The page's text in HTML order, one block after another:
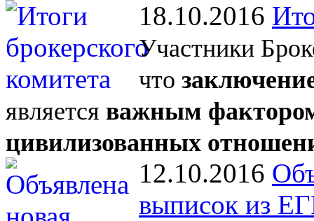
18.10.2016
Участники
что
является важным
цивилизованных
12.10.2016
выписок из